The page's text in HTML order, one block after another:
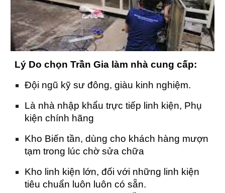
Lý Do chọn Trần Gia làm nhà cung cấp:
Đội ngũ kỹ sư đông, giàu kinh nghiệm.
Là nhà nhập khẩu trực tiếp linh kiện, Phụ
kiện chính hãng
Kho Biến tần, dùng cho khách hàng mượn
tạm trong lúc chờ sửa chữa
Kho linh kiện lớn, đối với những linh kiện
tiêu chuẩn luôn luôn có sẵn.